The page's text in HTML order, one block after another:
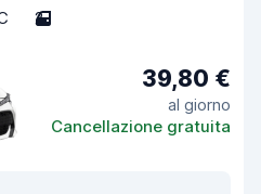
2
39,80 €
al giorno
Cancellazione gratuita